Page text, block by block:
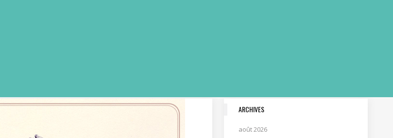
ARCHIVES
août 2026